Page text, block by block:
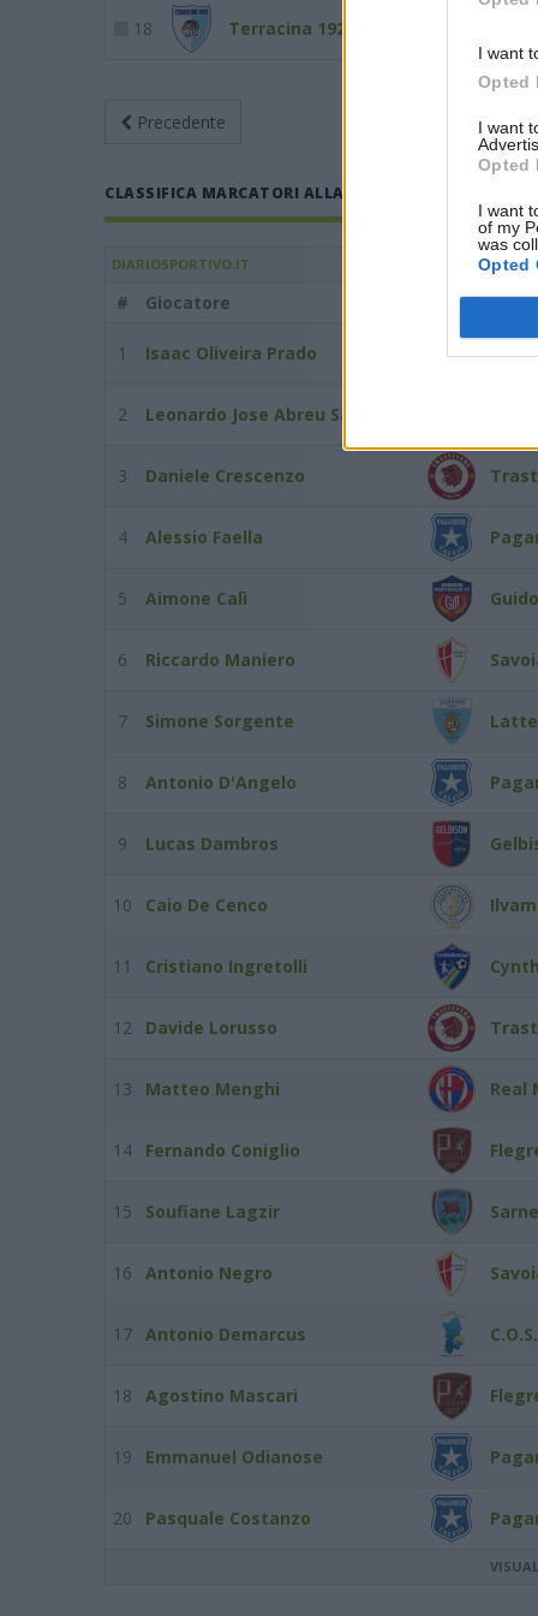
I want
Opted
I want
Opted
I want
of my
was
Opted
18 Terracina 1925
Precedente Giornata 12
CLASSIFICA MARCATORI ALLA GIORNATA 12 DEL 30/
DIARIOSPORTIVO.IT
# Giocatore Squadra
1 Isaac Oliveira Prado
2 Leonardo Jose Abreu Santos
3 Daniele Crescenzo
4 Alessio Faella
5 Aimone Calì
6 Riccardo Maniero
7 Simone Sorgente
8 Antonio D'Angelo
9 Lucas Dambros
10 Caio De Cenco
11 Cristiano Ingretolli
12 Davide Lorusso
13 Matteo Menghi Real
14 Fernando Coniglio
15 Soufiane Lagzir
16 Antonio Negro
17 Antonio Demarcus
18 Agostino Mascari
19 Emmanuel Odianose
20 Pasquale Costanzo